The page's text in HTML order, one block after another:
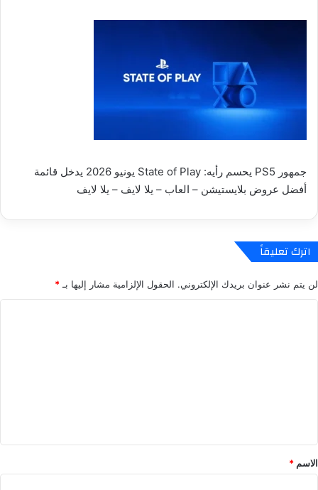
جمهور PS5 يحسم رأيه: State of Play يونيو 2026 يدخل قائمة
أفضل عروض بلايستيشن – العاب – يلا لايف – يلا لايف
اترك تعليقاً
لن يتم نشر عنوان بريدك الإلكتروني. الحقول الإلزامية مشار إليها بـ *
*
الاسم *